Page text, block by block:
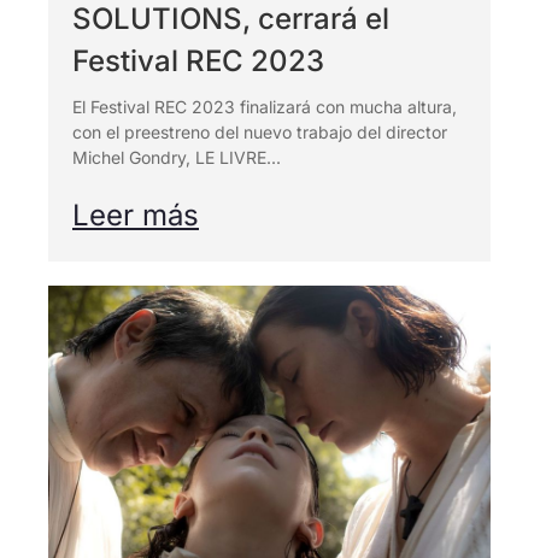
SOLUTIONS, cerrará el
Festival REC 2023
El Festival REC 2023 finalizará con mucha altura,
con el preestreno del nuevo trabajo del director
Michel Gondry, LE LIVRE...
Leer más